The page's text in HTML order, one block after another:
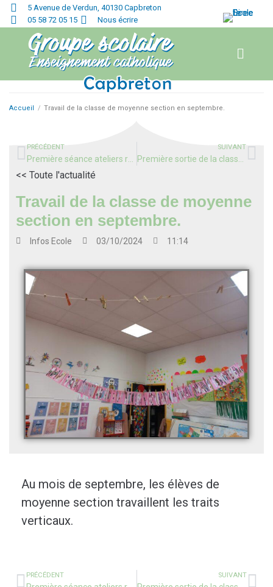
5 Avenue de Verdun, 40130 Capbreton
05 58 72 05 15
Nous écrire
Accueil / Travail de la classe de moyenne section en septembre.
PRÉCÉDENT SUIVANT
<< Toute l'actualité
Travail de la classe de moyenne
section en septembre.
Infos Ecole 03/10/2024 11:14
Au mois de septembre, les élèves de
moyenne section travaillent les traits
verticaux.
PRÉCÉDENT SUIVANT